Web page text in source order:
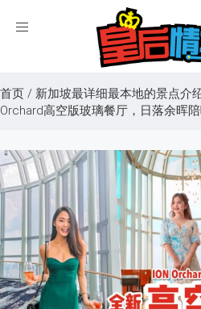
Toggle
首页 / 新加坡最详细最本地的景点介
Orchard高空版玻璃餐厅，日落余晖